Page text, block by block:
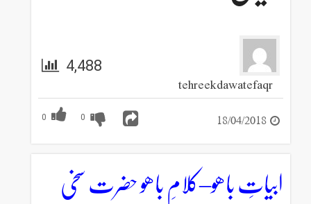
tehreekdawatefaqr
4,488
0 0 18/04/2018
ابیاتِ باھو–کلامِ باھو حضرت سخی